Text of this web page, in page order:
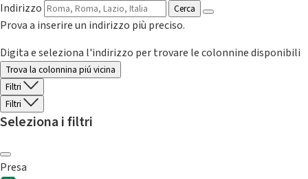
Indirizzo
Cerca
Prova a inserire un indirizzo più preciso.
Digita e seleziona l'indirizzo per trovare le colonnine disponibili
Trova la colonnina piú vicina
Filtri
Filtri
Seleziona i filtri
Presa